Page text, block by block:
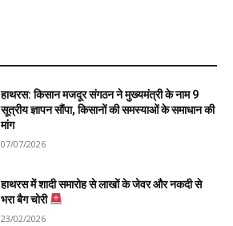
हाथरस: किसान मजदूर संगठन ने मुख्यमंत्री के नाम 9
सूत्रीय ज्ञापन सौंपा, किसानों की समस्याओं के समाधान की
मांग
07/07/2026
हाथरस में शादी समारोह से लाखों के जेवर और नकदी से
भरा बैग चोरी
23/02/2026